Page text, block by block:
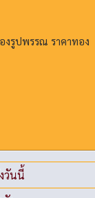
งรูปพรรณ ราคาทอง
วันนี้